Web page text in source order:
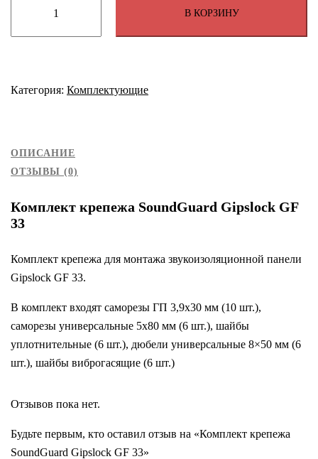
Комплект
Gipslock
В КОРЗИНУ
Категория: Комплектующие
ОПИСАНИЕ
ОТЗЫВЫ (0)
Комплект крепежа SoundGuard Gipslock GF
33
Комплект крепежа для монтажа звукоизоляционной панели
Gipslock GF 33.
В комплект входят саморезы ГП 3,9х30 мм (10 шт.),
саморезы универсальные 5х80 мм (6 шт.), шайбы
уплотнительные (6 шт.), дюбели универсальные 8×50 мм (6
шт.), шайбы виброгасящие (6 шт.)
Отзывов пока нет.
Будьте первым, кто оставил отзыв на «Комплект крепежа
SoundGuard Gipslock GF 33»